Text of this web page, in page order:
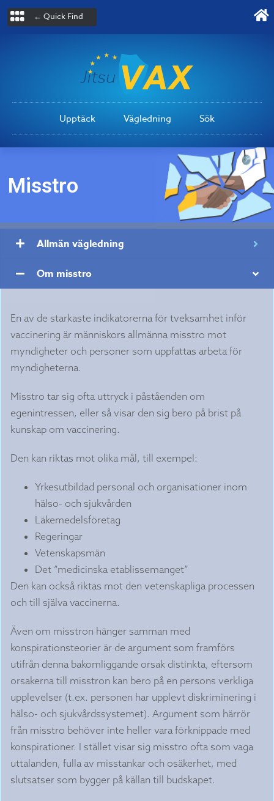
← Quick Find
Upptäck Vägledning Sök
Misstro
Allmän vägledning
Om misstro
En av de starkaste indikatorerna för tveksamhet inför
vaccinering är människors allmänna misstro mot
myndigheter och personer som uppfattas arbeta för
myndigheterna.
Misstro tar sig ofta uttryck i påståenden om
egenintressen, eller så visar den sig bero på brist på
kunskap om vaccinering.
Den kan riktas mot olika mål, till exempel:
Yrkesutbildad personal och organisationer inom
hälso- och sjukvården
Läkemedelsföretag
Regeringar
Vetenskapsmän
Det ”medicinska etablissemanget”
Den kan också riktas mot den vetenskapliga processen
och till själva vaccinerna.
Även om misstron hänger samman med
konspirationsteorier är de argument som framförs
utifrån denna bakomliggande orsak distinkta, eftersom
orsakerna till misstron kan bero på en persons verkliga
upplevelser (t.ex. personen har upplevt diskriminering i
hälso- och sjukvårdssystemet). Argument som härrör
från misstro behöver inte heller vara förknippade med
konspirationer. I stället visar sig misstro ofta som vaga
uttalanden, fulla av misstankar och osäkerhet, med
slutsatser som bygger på källan till budskapet.